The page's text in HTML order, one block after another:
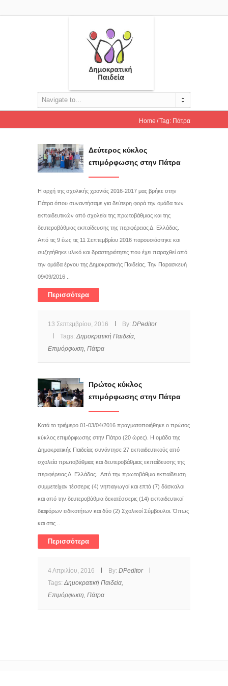
Navigate to...
Home Tag: Πάτρα
Δεύτερος κύκλος
επιμόρφωσης στην Πάτρα
Η αρχή της σχολικής χρονιάς 2016-2017 μας βρήκε στην
Πάτρα όπου συναντήσαμε για δεύτερη φορά την ομάδα των
εκπαιδευτικών από σχολεία της πρωτοβάθμιας και της
δευτεροβάθμιας εκπαίδευσης της περιφέρειας Δ. Ελλάδας.
Από τις 9 έως τις 11 Σεπτεμβρίου 2016 παρουσιάστηκε και
συζητήθηκε υλικό και δραστηριότητες που έχει παραχθεί από
την ομάδα έργου της Δημοκρατικής Παιδείας. Την Παρασκευή
09/09/2016 ..
Περισσότερα
13 Σεπτεμβρίου, 2016 By: DPeditor
Tags: Δημοκρατική Παιδεία,
Επιμόρφωση, Πάτρα
Πρώτος κύκλος
επιμόρφωσης στην Πάτρα
Κατά το τριήμερο 01-03/04/2016 πραγματοποιήθηκε ο πρώτος
κύκλος επιμόρφωσης στην Πάτρα (20 ώρες). Η ομάδα της
Δημοκρατικής Παιδείας συνάντησε 27 εκπαιδευτικούς από
σχολεία πρωτοβάθμιας και δευτεροβάθμιας εκπαίδευσης της
περιφέρειας Δ. Ελλάδας. Από την πρωτοβάθμια εκπαίδευση
συμμετείχαν τέσσερις (4) νηπιαγωγοί και επτά (7) δάσκαλοι
και από την δευτεροβάθμια δεκατέσσερις (14) εκπαιδευτικοί
διαφόρων ειδικοτήτων και δύο (2) Σχολικοί Σύμβουλοι. Όπως
και στις ..
Περισσότερα
4 Απριλίου, 2016 By: DPeditor
Tags: Δημοκρατική Παιδεία,
Επιμόρφωση, Πάτρα